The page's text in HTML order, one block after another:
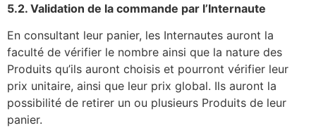
5.2. Validation de la commande par l’Internaute
En consultant leur panier, les Internautes auront la
faculté de vérifier le nombre ainsi que la nature des
Produits qu’ils auront choisis et pourront vérifier leur
prix unitaire, ainsi que leur prix global. Ils auront la
possibilité de retirer un ou plusieurs Produits de leur
panier.